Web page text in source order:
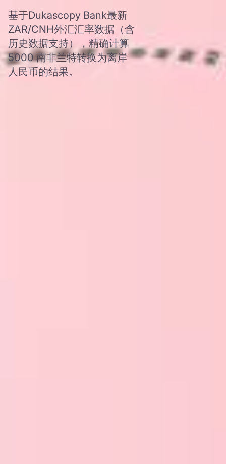
基于Dukascopy Bank最新
ZAR/CNH外汇汇率数据（含
历史数据支持），精确计算
5000 南非兰特转换为离岸
人民币的结果。